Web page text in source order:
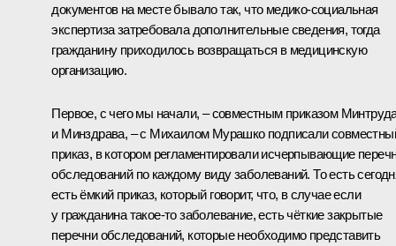
документов на месте бывало так, что медико-социальная
экспертиза затребовала дополнительные сведения, тогда
гражданину приходилось возвращаться в медицинскую
организацию.
Первое, с чего мы начали, – совместным приказом
и Минздрава, – с Михаилом Мурашко подписали
приказ, в котором регламентировали исчерпывающие
обследований по каждому виду заболеваний. То есть
есть ёмкий приказ, который говорит, что, в случае если
у гражданина такое-то заболевание, есть чёткие закрытые
перечни обследований, которые необходимо представить